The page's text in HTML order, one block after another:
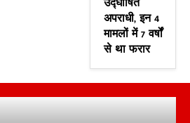
अपराधी, इन 4
मामलों में 7 वर्षों
से था फरार